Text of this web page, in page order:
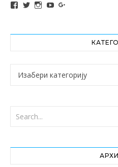
View altochef’s profile on
View jovancica73’s profile
View jovancica73’s
View jovancica73’s
Категорије